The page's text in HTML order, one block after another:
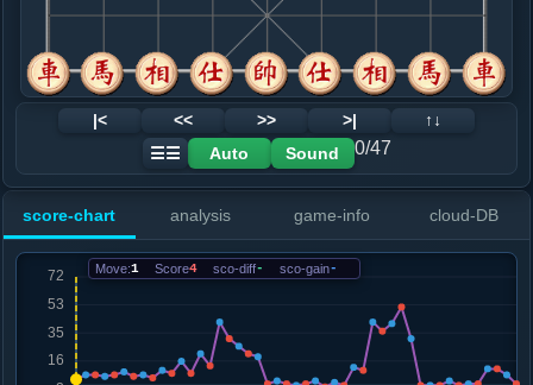
.....车１平２
红+19
红+1
兵七进一
.....车２进３
红+3
12. 马二进三
红+1
红+0
13. 车六退二
红+1
.....马２进４
红+2
15. 车六平四
.....车２进３
红+12
16. 炮九进四
红+10
马二进三
|< << >> >|
↑↓
☰☰
Auto Sound 0/47
score-chart analysis game-info cloud-DB
Move:1 Score4 sco-diff- sco-gain-